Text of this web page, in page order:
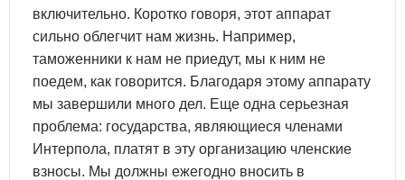
включительно. Коротко говоря, этот аппарат
сильно облегчит нам жизнь. Например,
таможенники к нам не приедут, мы к ним не
поедем, как говорится. Благодаря этому аппарату
мы завершили много дел. Еще одна серьезная
проблема: государства, являющиеся членами
Интерпола, платят в эту организацию членские
взносы. Мы должны ежегодно вносить в